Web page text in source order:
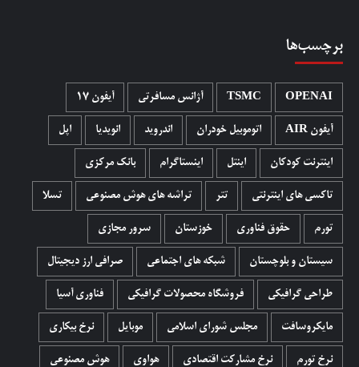
برچسب‌ها
OPENAI
TSMC آژانس مسافرتی آیفون 17
آیفون AIR اتوموبیل خودران اندروید انویدیا اپل
اینترنت کودکان اینتل اینستاگرام بانک مرکزی
تاکسی های اینترنتی تتر تراشه های هوش مصنوعی تسلا
تورم حقوق فناوری خوزستان سرور مجازی
سیستان و بلوچستان شبکه های اجتماعی صرافی ارز دیجیتال
طراحی گرافیکی فروشگاه محصولات گرافيکی فناوری آسیا
مایکروسافت مجلس شورای اسلامی موبایل نرخ بیکاری
نرخ تورم نرخ مشارکت اقتصادی هواوی هوش مصنوعی